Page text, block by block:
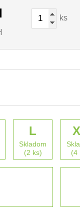
ks
L
Skladom
(2 ks)
(4